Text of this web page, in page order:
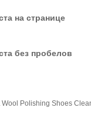
на странице
без пробелов
Wool Polishing Shoes